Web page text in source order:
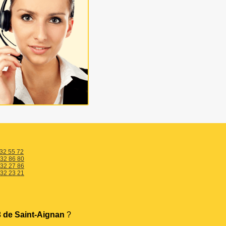
55 72
86 80
27 86
23 21
de Saint-Aignan ?